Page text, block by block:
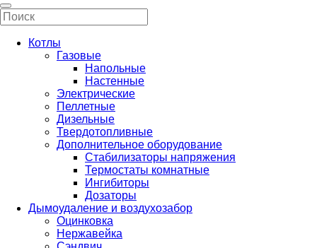
Котлы
Газовые
Напольные
Настенные
Электрические
Пеллетные
Дизельные
Твердотопливные
Дополнительное оборудование
Стабилизаторы напряжения
Термостаты комнатные
Ингибиторы
Дозаторы
Дымоудаление и воздухозабор
Оцинковка
Нержавейка